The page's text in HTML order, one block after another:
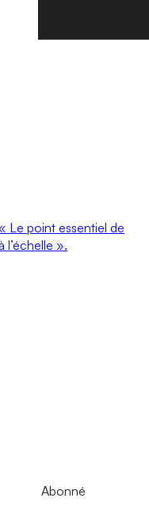
Le point essentiel de
l’échelle ».
Abonné